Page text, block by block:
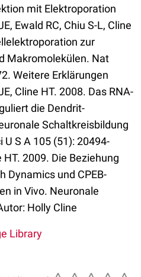
mit Elektroporation
Ewald RC, Chiu S-L, Cline
zur
Makromolekülen. Nat
Weitere Erklärungen
Cline HT. 2008. Das RNA-
die Dendrit-
Schaltkreisbildung
U S A 105 (51): 20494-
2009. Die Beziehung
Dynamics und CPEB-
in Vivo. Neuronale
Holly Cline
Library